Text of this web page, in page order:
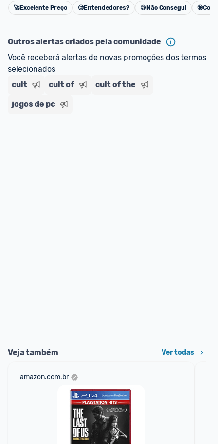
Cancelar
🚀Excelente Preço 🧐Entendedores? 😢 Não Consegui 🤩
Outros alertas criados pela comunidade
Você receberá alertas de novas promoções dos termos
selecionados
cult
cult of cult of the
jogos de pc
Veja também Ver todas
amazon.com.br